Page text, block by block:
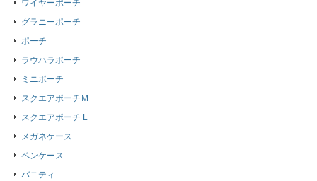
ワイヤーポーチ
グラニーポーチ
ポーチ
ラウハラポーチ
ミニポーチ
スクエアポーチＭ
スクエアポーチ L
メガネケース
ペンケース
バニティ